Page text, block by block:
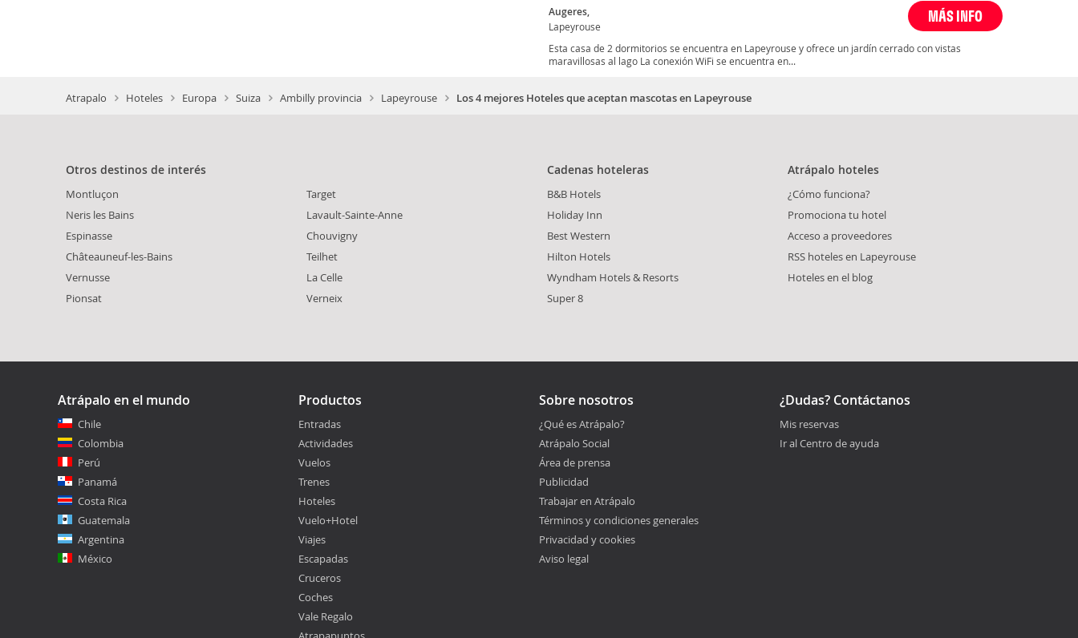
Augeres,
Lapeyrouse
MÁS INFO
Esta casa de 2 dormitorios se encuentra en Lapeyrouse y ofrece un jardín cerrado con vistas
maravillosas al lago La conexión WiFi se encuentra en...
Atrapalo Hoteles Europa Suiza Ambilly provincia Lapeyrouse Los 4 mejores Hoteles que aceptan mascotas en Lapeyrouse
Otros destinos de interés
Montluçon
Neris les Bains
Espinasse
Châteauneuf-les-Bains
Vernusse
Pionsat
Target
Lavault-Sainte-Anne
Chouvigny
Teilhet
La Celle
Verneix
Cadenas hoteleras
B&B Hotels
Holiday Inn
Best Western
Hilton Hotels
Wyndham Hotels & Resorts
Super 8
Atrápalo hoteles
¿Cómo funciona?
Promociona tu hotel
Acceso a proveedores
RSS hoteles en Lapeyrouse
Hoteles en el blog
Atrápalo en el mundo
Chile
Colombia
Perú
Panamá
Costa Rica
Guatemala
Argentina
México
Productos
Entradas
Actividades
Vuelos
Trenes
Hoteles
Vuelo+Hotel
Viajes
Escapadas
Cruceros
Coches
Vale Regalo
Sobre nosotros
¿Qué es Atrápalo?
Atrápalo Social
Área de prensa
Publicidad
Trabajar en Atrápalo
Términos y condiciones generales
Privacidad y cookies
Aviso legal
¿Dudas? Contáctanos
Mis reservas
Ir al Centro de ayuda